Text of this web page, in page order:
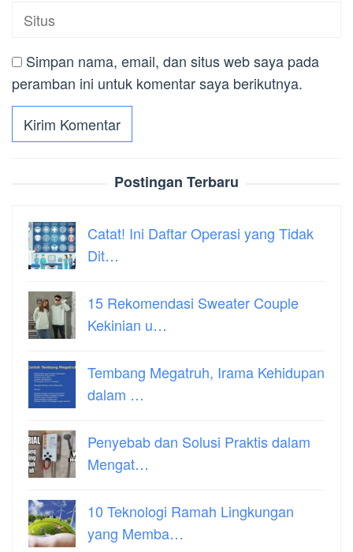
Simpan nama, email, dan situs web saya pada
peramban ini untuk komentar saya berikutnya.
Postingan Terbaru
Catat! Ini Daftar Operasi yang Tidak
Dit…
15 Rekomendasi Sweater Couple
Kekinian u…
Tembang Megatruh, Irama Kehidupan
dalam …
Penyebab dan Solusi Praktis dalam
Mengat…
10 Teknologi Ramah Lingkungan
yang Memba…